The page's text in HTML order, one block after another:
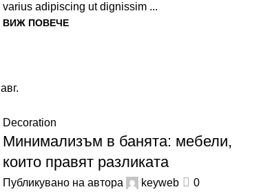
varius adipiscing ut dignissim ...
ВИЖ ПОВЕЧЕ
авг.
Decoration
Минимализъм в банята: мебели,
които правят разликата
Публикувано на автора keyweb
0